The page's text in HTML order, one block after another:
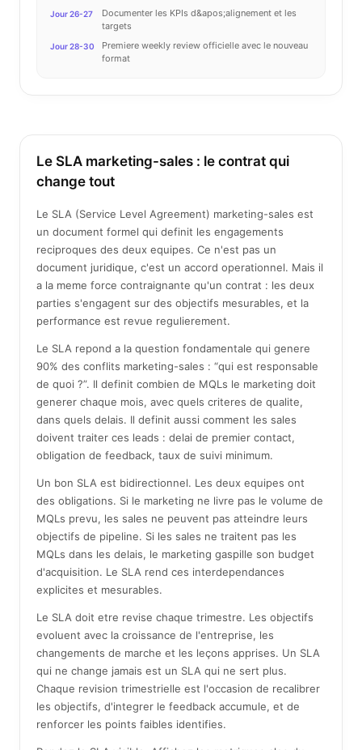
Jour 26-27
Documenter les KPIs d&apos;alignement et les
targets
Jour 28-30
Premiere weekly review officielle avec le nouveau
format
Le SLA marketing-sales : le contrat qui
change tout
Le SLA (Service Level Agreement) marketing-sales est
un document formel qui definit les engagements
reciproques des deux equipes. Ce n'est pas un
document juridique, c'est un accord operationnel. Mais il
a la meme force contraignante qu'un contrat : les deux
parties s'engagent sur des objectifs mesurables, et la
performance est revue regulierement.
Le SLA repond a la question fondamentale qui genere
90% des conflits marketing-sales : “qui est responsable
de quoi ?”. Il definit combien de MQLs le marketing doit
generer chaque mois, avec quels criteres de qualite,
dans quels delais. Il definit aussi comment les sales
doivent traiter ces leads : delai de premier contact,
obligation de feedback, taux de suivi minimum.
Un bon SLA est bidirectionnel. Les deux equipes ont
des obligations. Si le marketing ne livre pas le volume de
MQLs prevu, les sales ne peuvent pas atteindre leurs
objectifs de pipeline. Si les sales ne traitent pas les
MQLs dans les delais, le marketing gaspille son budget
d'acquisition. Le SLA rend ces interdependances
explicites et mesurables.
Le SLA doit etre revise chaque trimestre. Les objectifs
evoluent avec la croissance de l'entreprise, les
changements de marche et les leçons apprises. Un SLA
qui ne change jamais est un SLA qui ne sert plus.
Chaque revision trimestrielle est l'occasion de recalibrer
les objectifs, d'integrer le feedback accumule, et de
renforcer les points faibles identifies.